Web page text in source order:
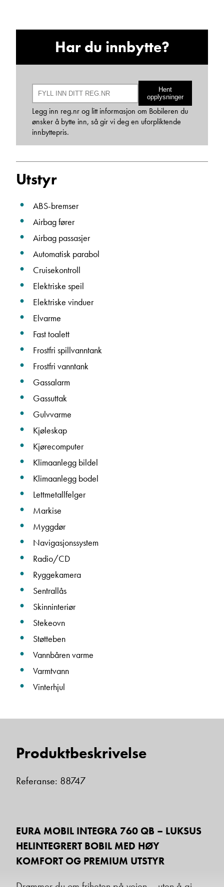
Bilmekaniker
Frode Hoff Lund
Ta kontakt
Lurer du på noe? Spør!
Sted
E-post
Beskrivelse
Denne siden er beskyttet av reCAPTCHA og Google
Personvernerklæring
Har du innbytte?
Hent
opplysninger
Legg inn reg.nr og litt informasjon om Bobileren du
ønsker å bytte inn, så gir vi deg en uforpliktende
innbyttepris.
Utstyr
ABS-bremser
Airbag fører
Airbag passasjer
Automatisk parabol
Cruisekontroll
Elektriske speil
Elektriske vinduer
Elvarme
Fast toalett
Frostfri spillvanntank
Frostfri vanntank
Gassalarm
Gassuttak
Gulvvarme
Kjøleskap
Kjørecomputer
Klimaanlegg bildel
Klimaanlegg bodel
Lettmetallfelger
Markise
Myggdør
Navigasjonssystem
Radio/CD
Ryggekamera
Sentrallås
Skinninteriør
Stekeovn
Støtteben
Vannbåren varme
Varmtvann
Vinterhjul
Produktbeskrivelse
Referanse: 88747
EURA MOBIL INTEGRA 760 QB – LUKSUS
HELINTEGRERT BOBIL MED HØY
KOMFORT OG PREMIUM UTSTYR